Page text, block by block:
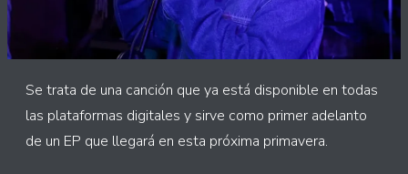
Se trata de una canción que ya está disponible en todas
las plataformas digitales y sirve como primer adelanto
de un EP que llegará en esta próxima primavera.